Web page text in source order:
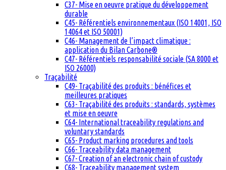
C37- Mise en oeuvre pratique du développement
durable
C45- Référentiels environnementaux (ISO 14001, ISO
14064 et ISO 50001)
C46- Management de l’impact climatique :
application du Bilan Carbone®
C47- Référentiels responsabilité sociale (SA 8000 et
ISO 26000)
Traçabilité
C49- Traçabilité des produits : bénéfices et
meilleures pratiques
C63- Traçabilité des produits : standards, systèmes
et mise en oeuvre
C64- International traceability regulations and
voluntary standards
C65- Product marking procedures and tools
C66- Traceability data management
C67- Creation of an electronic chain of custody
C68- Traceability management system